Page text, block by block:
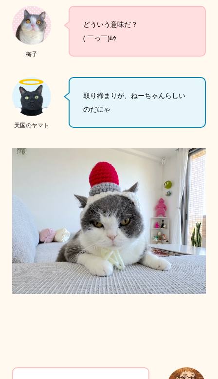
梅子
どういう意味だ？
( ￣っ￣)ﾑｩ
天国のヤマト
取り締まりが、ねーちゃんらしい
のだにゃ